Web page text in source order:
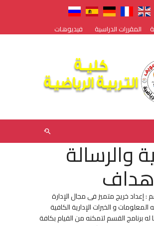
المقررات الدراسية فيديوهات
والرسالة
: إعداد خريج متميز فى مجال الإدارة
المعلومات و الخبرات الإدارية الكافية
له برنامج القسم لتمكنه من القيام بكافة